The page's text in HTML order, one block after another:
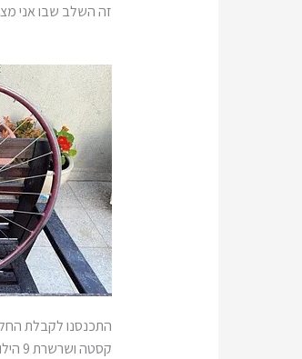
זה השלב שבו אני
קסטה ושרשרת 9 הילוכים זה מוצר די שכיח. גם הבלמים לא היו במצב מי יודע מה אך לא מסובך למצוא רפידות חדשות ובמידת הצורך קפיצים חדשים.